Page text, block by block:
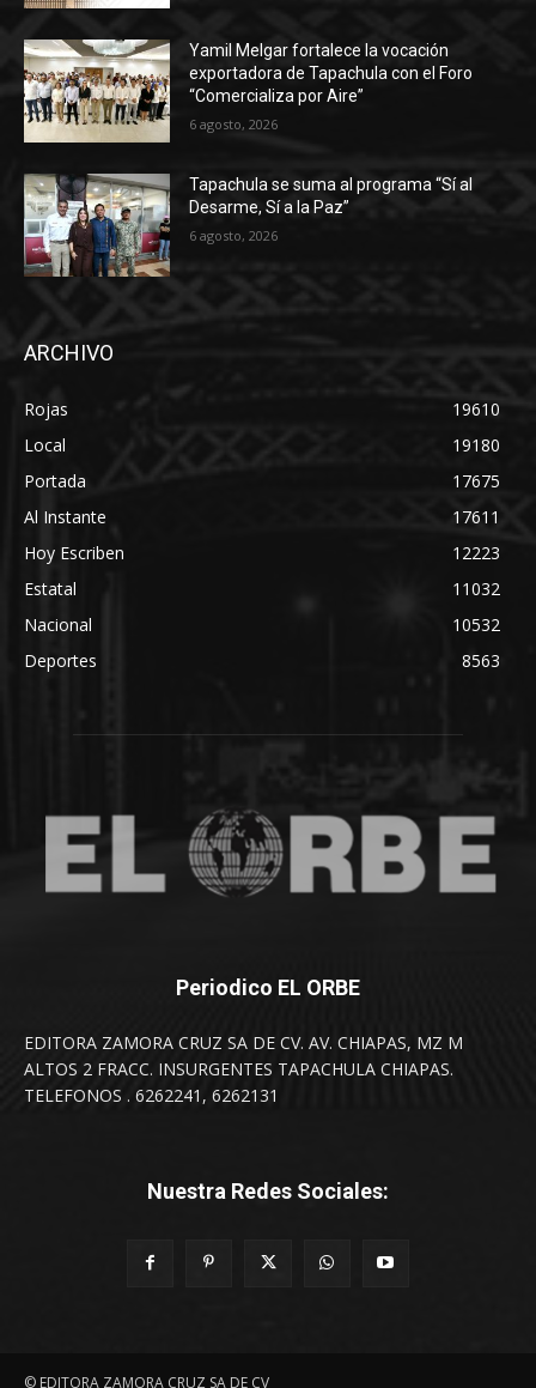
Yamil Melgar fortalece la vocación
exportadora de Tapachula con el Foro
“Comercializa por Aire”
6 agosto, 2026
Tapachula se suma al programa “Sí al
Desarme, Sí a la Paz”
6 agosto, 2026
ARCHIVO
Rojas
19610
Local
19180
Portada
17675
Al Instante
17611
Hoy Escriben
12223
Estatal
11032
Nacional
10532
Deportes
8563
Periodico EL ORBE
EDITORA ZAMORA CRUZ SA DE CV. AV. CHIAPAS, MZ M
ALTOS 2 FRACC. INSURGENTES TAPACHULA CHIAPAS.
TELEFONOS . 6262241, 6262131
Nuestra Redes Sociales:
© EDITORA ZAMORA CRUZ SA DE CV